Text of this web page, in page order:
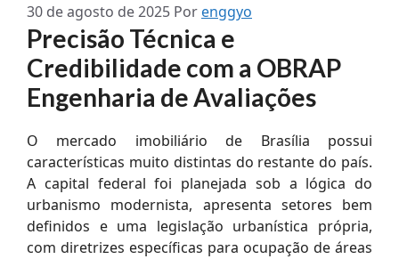
30 de agosto de 2025 Por enggyo
Precisão Técnica e
Credibilidade com a OBRAP
Engenharia de Avaliações
O mercado imobiliário de Brasília possui
características muito distintas do restante do país.
A capital federal foi planejada sob a lógica do
urbanismo modernista, apresenta setores bem
definidos e uma legislação urbanística própria,
com diretrizes específicas para ocupação de áreas